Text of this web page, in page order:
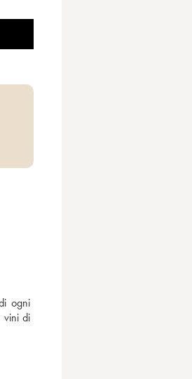
ogni
vini di